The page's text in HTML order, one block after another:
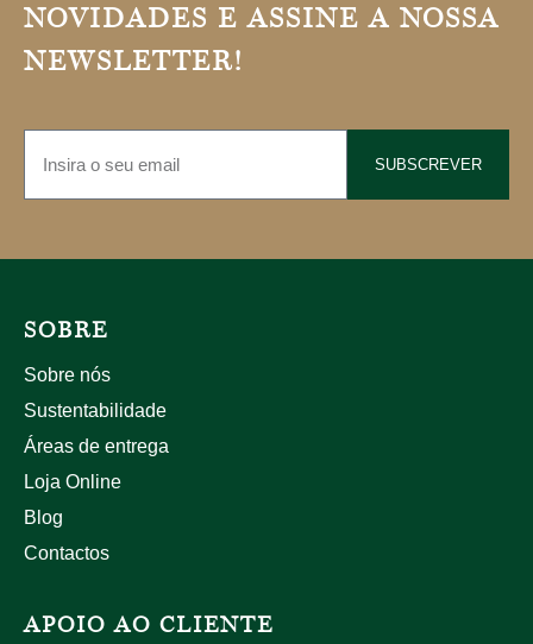
NOVIDADES E ASSINE A NOSSA
NEWSLETTER!
SUBSCREVER
SOBRE
Sobre nós
Sustentabilidade
Áreas de entrega
Loja Online
Blog
Contactos
APOIO AO CLIENTE